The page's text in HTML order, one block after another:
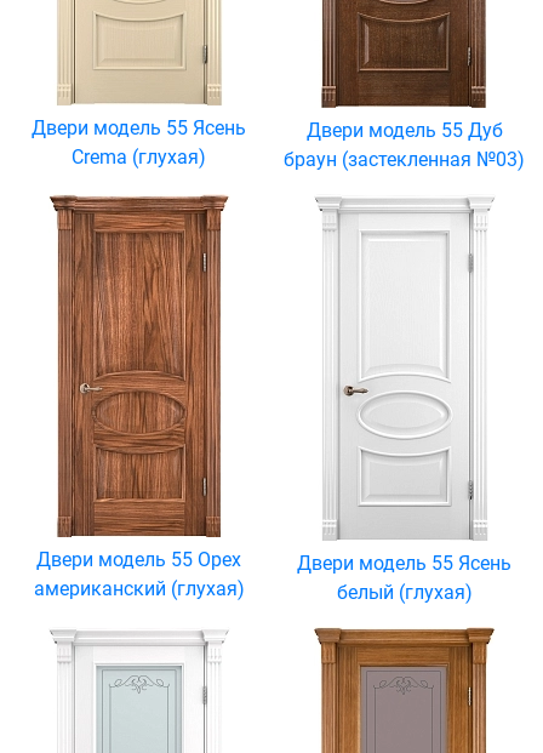
Двери модель 55 Ясень
Crema (глухая)
Двери модель 55 Дуб
браун (застекленная №03)
Двери модель 55 Орех
американский (глухая)
Двери модель 55 Ясень
белый (глухая)